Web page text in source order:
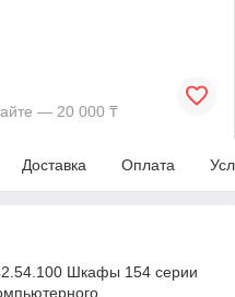
— 20 000 ₸
Доставка Оплата
Шкафы 154 серии